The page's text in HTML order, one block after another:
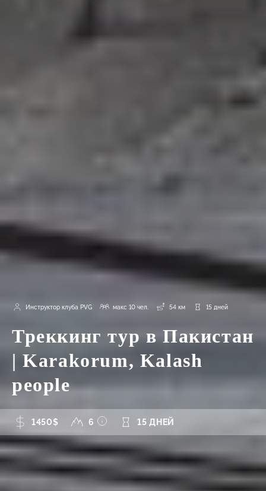
Инструктор клуба PVG макс 10 чел. 54 км 15 дней
Треккинг тур в Пакистан
| Karakorum, Kalash
people
1450$ 6 15 ДНЕЙ